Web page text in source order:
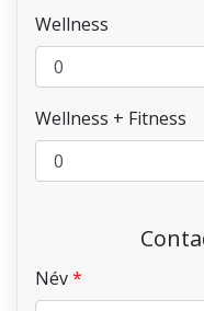
Wellness
Wellness + Fitness
Név